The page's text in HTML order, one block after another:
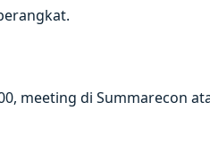
meeting di Summarecon